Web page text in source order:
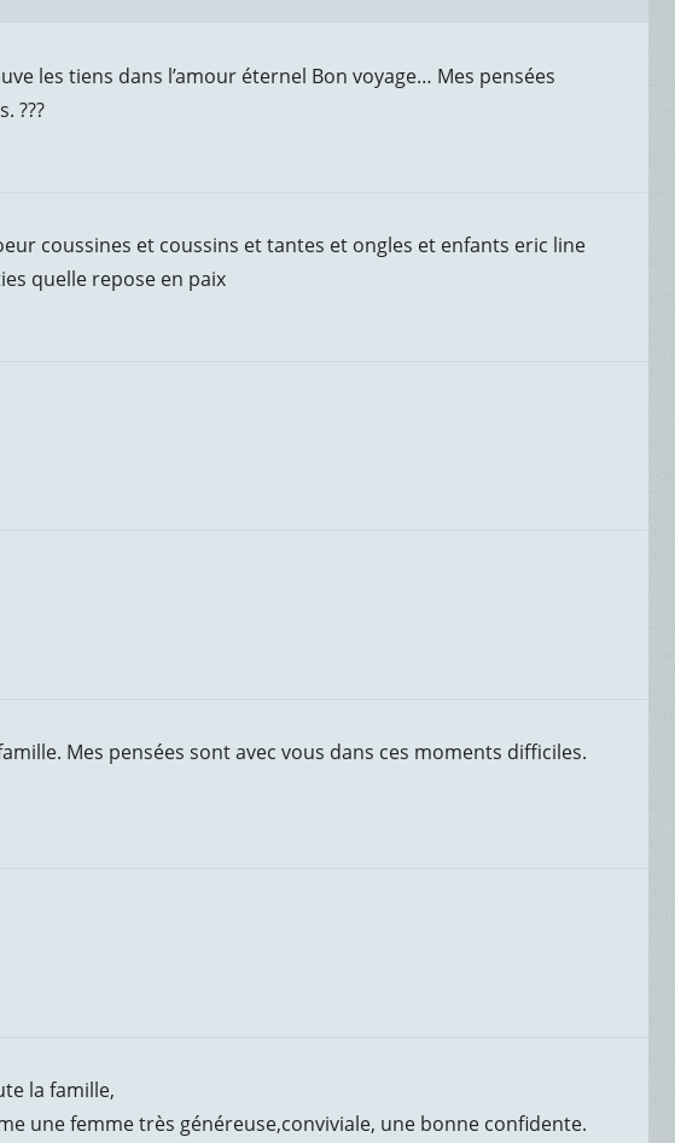
les tiens dans l’amour éternel Bon voyage… Mes pensées
???
coussines et coussins et tantes et ongles et enfants eric line
quelle repose en paix
Mes pensées sont avec vous dans ces moments difficiles.
la famille,
une femme très généreuse,conviviale, une bonne confidente.